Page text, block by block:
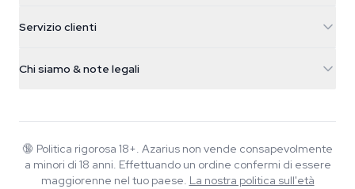
Nederland
+31(0)204897914
Smokeshop
Servizio clienti
FAQ
Informativa sulla privacy
Chi siamo & note legali
Wiki
Blog
Musica
🔞 Politica rigorosa 18+. Azarius non vende consapevolmente
a minori di 18 anni. Effettuando un ordine confermi di essere
maggiorenne nel tuo paese. La nostra politica sull'età